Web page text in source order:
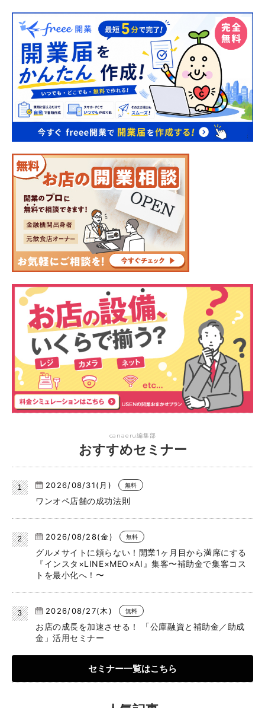
canaeru編集部
おすすめセミナー
2026/08/31(月) 無料
ワンオペ店舗の成功法則
2026/08/28(金) 無料
グルメサイトに頼らない！開業1ヶ月目から満席にする
『インスタ×LINE×MEO×AI』集客〜補助金で集客コス
トを最小化へ！〜
2026/08/27(木) 無料
お店の成長を加速させる！ 「公庫融資と補助金／助成
金」活用セミナー
セミナー一覧はこちら